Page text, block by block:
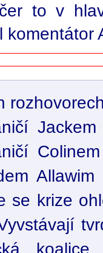
to v
se krize
koalice